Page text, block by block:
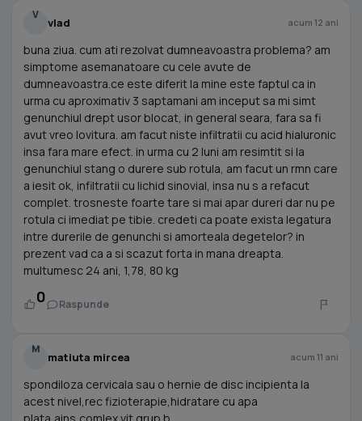
V
vlad acum 12 ani
buna ziua. cum ati rezolvat dumneavoastra problema? am
simptome asemanatoare cu cele avute de
dumneavoastra.ce este diferit la mine este faptul ca in
urma cu aproximativ 3 saptamani am inceput sa mi simt
genunchiul drept usor blocat, in general seara, fara sa fi
avut vreo lovitura. am facut niste infiltratii cu acid hialuronic
insa fara mare efect. in urma cu 2 luni am resimtit si la
genunchiul stang o durere sub rotula, am facut un rmn care
a iesit ok, infiltratii cu lichid sinovial, insa nu s a refacut
complet. trosneste foarte tare si mai apar dureri dar nu pe
rotula ci imediat pe tibie. credeti ca poate exista legatura
intre durerile de genunchi si amorteala degetelor? in
prezent vad ca a si scazut forta in mana dreapta.
multumesc 24 ani, 1,78, 80 kg
0 Raspunde
M
matiuta mircea acum 11 ani
spondiloza cervicala sau o hernie de disc incipienta la
acest nivel,rec fizioterapie,hidratare cu apa